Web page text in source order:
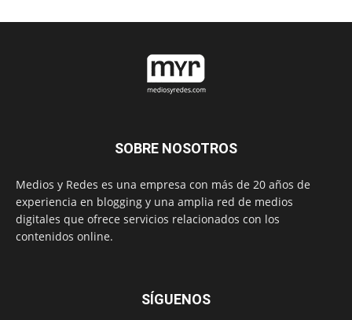
SOBRE NOSOTROS
Medios y Redes es una empresa con más de 20 años de
experiencia en blogging y una amplia red de medios
digitales que ofrece servicios relacionados con los
contenidos online.
SÍGUENOS